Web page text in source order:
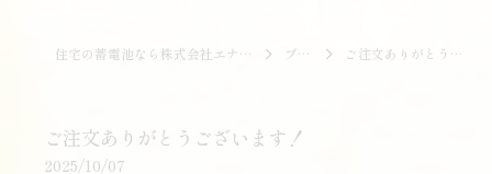
住宅の蓄電池なら株式会社エナジークオリティー ブログ ご注文ありがとうございます！
ご注文ありがとうございます！
2025/10/07